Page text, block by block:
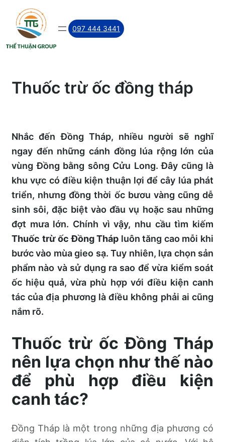
Skip
content
097 444 3441
Thuốc trừ ốc đồng tháp
Nhắc đến Đồng Tháp, nhiều người sẽ nghĩ
ngay đến những cánh đồng lúa rộng lớn của
vùng Đồng bằng sông Cửu Long. Đây cũng là
khu vực có điều kiện thuận lợi để cây lúa phát
triển, nhưng đồng thời ốc bươu vàng cũng dễ
sinh sôi, đặc biệt vào đầu vụ hoặc sau những
đợt mưa lớn. Chính vì vậy, nhu cầu tìm kiếm
Thuốc trừ ốc Đồng Tháp luôn tăng cao mỗi khi
bước vào mùa gieo sạ. Tuy nhiên, lựa chọn sản
phẩm nào và sử dụng ra sao để vừa kiểm soát
ốc hiệu quả, vừa phù hợp với điều kiện canh
tác của địa phương là điều không phải ai cũng
nắm rõ.
Thuốc trừ ốc Đồng Tháp
nên lựa chọn như thế nào
để phù hợp điều kiện
canh tác?
Đồng Tháp là một trong những địa phương có